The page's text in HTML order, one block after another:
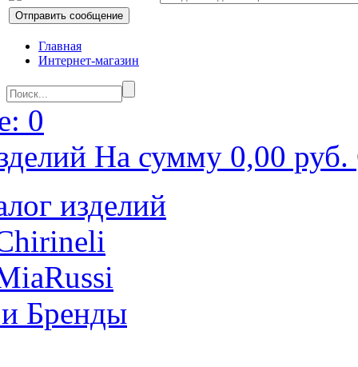
Главная
Интернет-магазин
0
На сумму 0,00 руб.
изделий
Бренды